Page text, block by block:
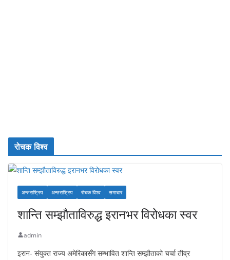
रोचक विश्व
अन्तराष्ट्रिय अन्तराष्ट्रिय रोचक विश्व समाचार
शान्ति सम्झौताविरुद्ध इरानभर विरोधका स्वर
admin
इरान- संयुक्त राज्य अमेरिकासँग सम्भावित शान्ति सम्झौताको चर्चा तीव्र